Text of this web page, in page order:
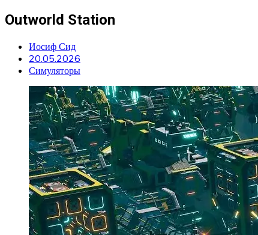
Outworld Station
Иосиф Сид
20.05.2026
Симуляторы